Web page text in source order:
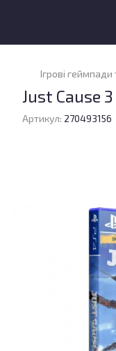
Ігрові
Just Cause
Артикул: 270493156